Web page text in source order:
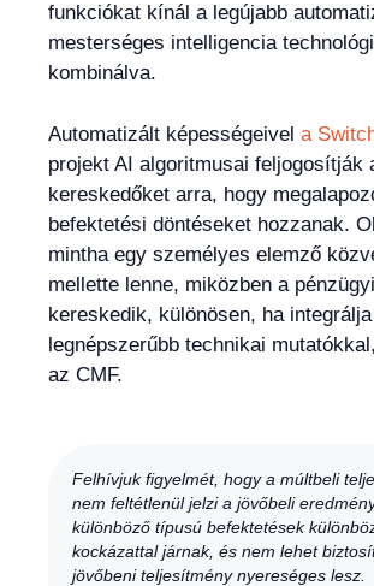
funkciókat kínál a legújabb
mesterséges intelligencia
kombinálva.
Automatizált képességeivel a
projekt AI algoritmusai feljogosítják
kereskedőket arra, hogy
befektetési döntéseket hozzanak.
mintha egy személyes elemző
mellette lenne, miközben a
kereskedik, különösen, ha
legnépszerűbb technikai
az CMF.
Felhívjuk figyelmét, hogy a múltbeli
nem feltétlenül jelzi a jövőbeli
különböző típusú befektetések
kockázattal járnak, és nem lehet
jövőbeni teljesítmény nyereséges lesz.